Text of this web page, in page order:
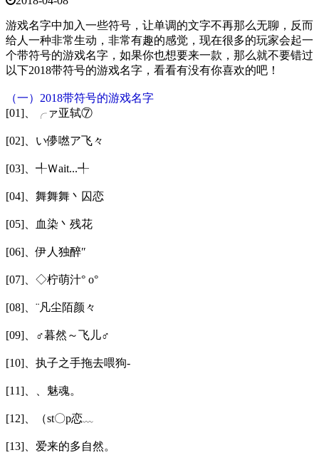
游戏名字中加入一些符号，让单调的文字不再那么无聊，反而
给人一种非常生动，非常有趣的感觉，现在很多的玩家会起一
个带符号的游戏名字，如果你也想要来一款，那么就不要错过
以下2018带符号的游戏名字，看看有没有你喜欢的吧！
（一）2018带符号的游戏名字
[01]、╭ァ亚轼⑦ゞ
[02]、い儚嘫ア飞々
[03]、╃Ｗait...╃
[04]、舞舞舞丶囚恋
[05]、血染丶残花
[06]、伊人独醉″
[07]、◇柠萌汁° ο°
[08]、¨凡尘陌颜々
[09]、♂暮然～飞儿♂
[10]、执子之手拖去喂狗-
[11]、、魅魂。
[12]、（st〇p恋﹏
[13]、爱来的多自然。